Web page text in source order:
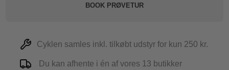
BOOK PRØVETUR
Cyklen samles inkl. tilkøbt udstyr for kun 250 kr.
Du kan afhente i én af vores 13 butikker